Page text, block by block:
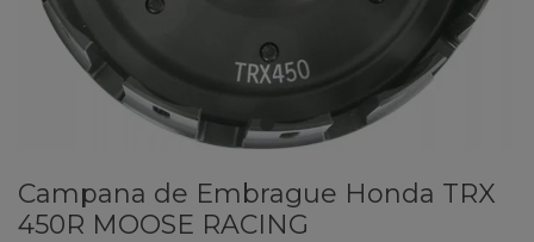
Campana de Embrague Honda TRX
450R MOOSE RACING